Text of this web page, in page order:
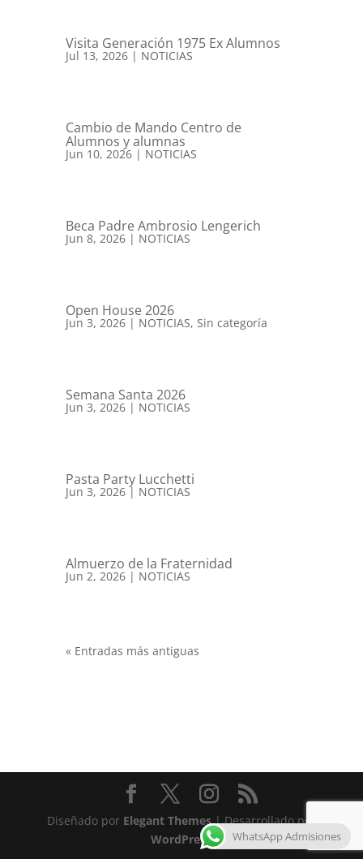
Visita Generación 1975 Ex Alumnos
Jul 13, 2026| NOTICIAS
Cambio de Mando Centro de
Alumnos y alumnas
Jun 10, 2026| NOTICIAS
Beca Padre Ambrosio Lengerich
Jun 8, 2026| NOTICIAS
Open House 2026
Jun 3, 2026| NOTICIAS, Sin categoría
Semana Santa 2026
Jun 3, 2026| NOTICIAS
Pasta Party Lucchetti
Jun 3, 2026| NOTICIAS
Almuerzo de la Fraternidad
Jun 2, 2026| NOTICIAS
« Entradas más antiguas
Diseñado por Elegant Themes| Desarrollado por
WordPress
WhatsApp Admisiones